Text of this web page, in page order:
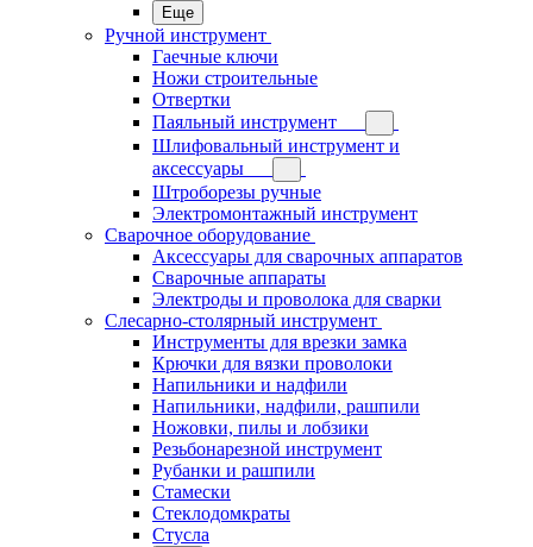
Еще
Ручной инструмент
Гаечные ключи
Ножи строительные
Отвертки
Паяльный инструмент
Шлифовальный инструмент и
аксессуары
Штроборезы ручные
Электромонтажный инструмент
Сварочное оборудование
Аксессуары для сварочных аппаратов
Сварочные аппараты
Электроды и проволока для сварки
Слесарно-столярный инструмент
Инструменты для врезки замка
Крючки для вязки проволоки
Напильники и надфили
Напильники, надфили, рашпили
Ножовки, пилы и лобзики
Резьбонарезной инструмент
Рубанки и рашпили
Стамески
Стеклодомкраты
Стусла